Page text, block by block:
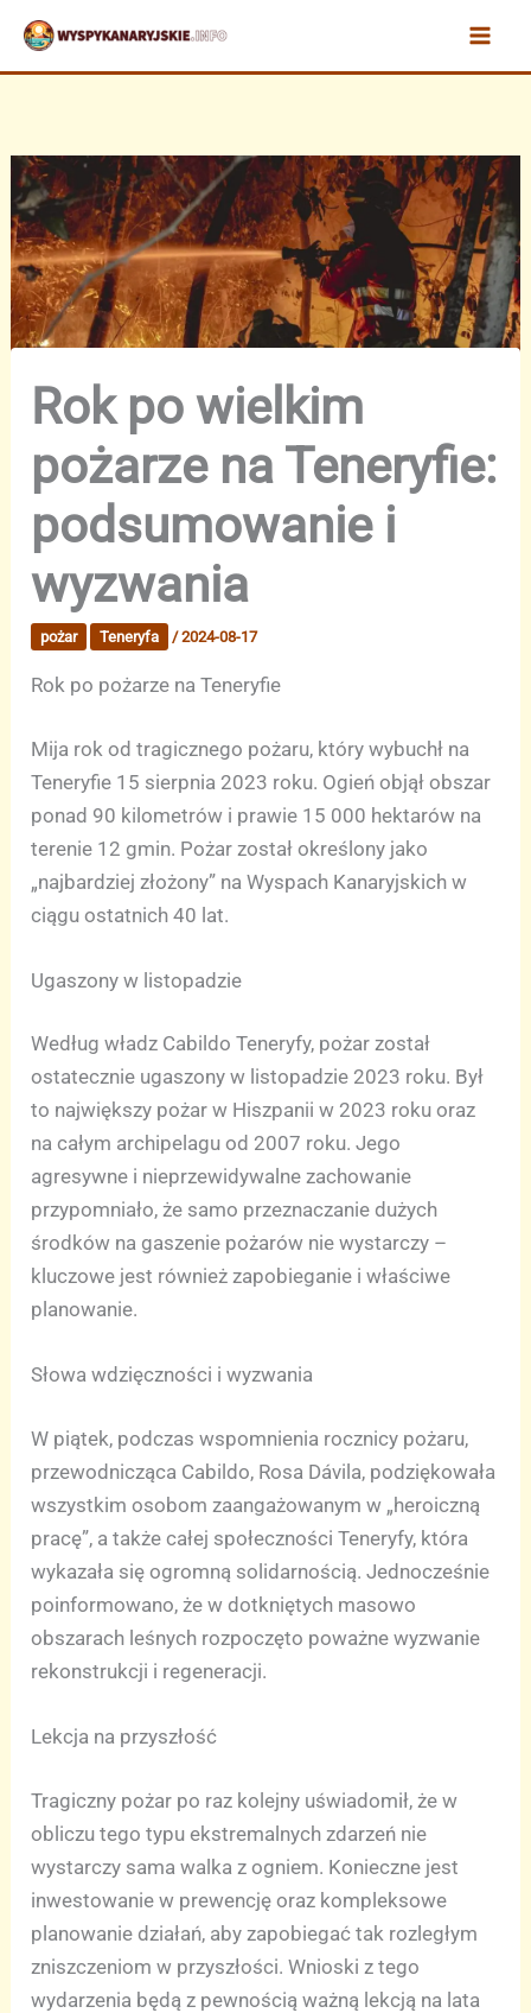
Przejdź
treści
Rok po wielkim
pożarze na Teneryfie:
podsumowanie i
wyzwania
pożar Teneryfa /2024-08-17
Rok po pożarze na Teneryfie
Mija rok od tragicznego pożaru, który wybuchł na
Teneryfie 15 sierpnia 2023 roku. Ogień objął obszar
ponad 90 kilometrów i prawie 15 000 hektarów na
terenie 12 gmin. Pożar został określony jako
„najbardziej złożony” na Wyspach Kanaryjskich w
ciągu ostatnich 40 lat.
Ugaszony w listopadzie
Według władz Cabildo Teneryfy, pożar został
ostatecznie ugaszony w listopadzie 2023 roku. Był
to największy pożar w Hiszpanii w 2023 roku oraz
na całym archipelagu od 2007 roku. Jego
agresywne i nieprzewidywalne zachowanie
przypomniało, że samo przeznaczanie dużych
środków na gaszenie pożarów nie wystarczy –
kluczowe jest również zapobieganie i właściwe
planowanie.
Słowa wdzięczności i wyzwania
W piątek, podczas wspomnienia rocznicy pożaru,
przewodnicząca Cabildo, Rosa Dávila, podziękowała
wszystkim osobom zaangażowanym w „heroiczną
pracę”, a także całej społeczności Teneryfy, która
wykazała się ogromną solidarnością. Jednocześnie
poinformowano, że w dotkniętych masowo
obszarach leśnych rozpoczęto poważne wyzwanie
rekonstrukcji i regeneracji.
Lekcja na przyszłość
Tragiczny pożar po raz kolejny uświadomił, że w
obliczu tego typu ekstremalnych zdarzeń nie
wystarczy sama walka z ogniem. Konieczne jest
inwestowanie w prewencję oraz kompleksowe
planowanie działań, aby zapobiegać tak rozległym
zniszczeniom w przyszłości. Wnioski z tego
wydarzenia będą z pewnością ważną lekcją na lata